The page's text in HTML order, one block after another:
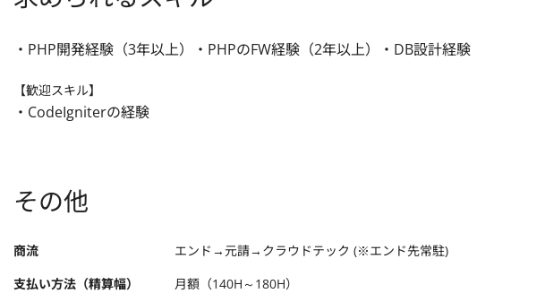
・PHP開発経験（3年以上）・PHPのFW経験（2年以上）・DB設計経験
【歓迎スキル】
・CodeIgniterの経験
その他
商流
エンド→元請→クラウドテック (※エンド先常駐)
支払い方法（精算幅）
月額（140H～180H）